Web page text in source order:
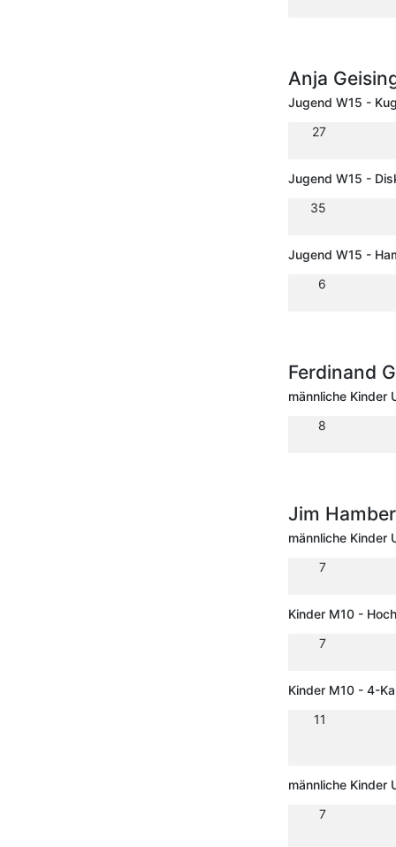
Anja
Jugend W15 -
27
Jugend W15 -
35
Jugend W15 -
6
Ferdinand
männliche Kinder
8
Jim
männliche Kinder
7
Kinder M10 -
7
Kinder M10 - 4-
11
männliche Kinder
7